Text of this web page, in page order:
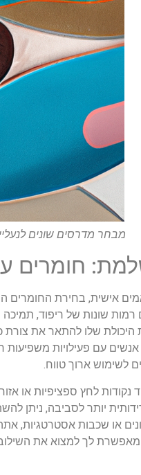
מבחר מדרסים שונים
חומרים
אישית, בחירת החומרים
רמות שונות של ריפוד,
היכולת שלו להתאר את
אנשים עם פעילויות
לשימוש ארוך טווח.
נקודות לחץ ספציפיות
יותר לסביבה, ניתן
לך למצוא את